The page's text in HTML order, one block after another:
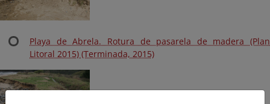
Playa de Abrela. Rotura de pasarela de madera (Plan
Litoral 2015) (Terminada, 2015)